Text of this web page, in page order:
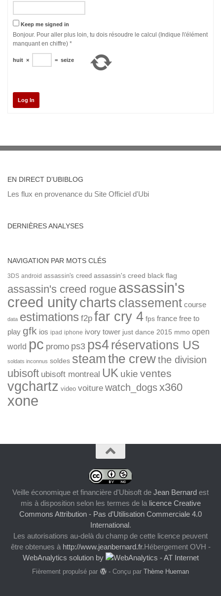
Keep me signed in
Bonjour. Pour aller plus loin, tu dois résoudre le calcul (Indique l\'élément
manquant en chiffre) *
huit × = seize
Log In
EN DIRECT D’UBIBLOG
Les flux en provenance du Site Officiel d'Ubi
DERNIÈRES ANALYSES
NAVIGATION PAR MOTS CLÉS
3DS android assassin's creed assassin's creed black flag
assassin's creed rogue assassin's
creed unitycharts classement course
data estimations f2p far cry 4 fps france free to
play gfk ios ipad iphone ivory tower just dance 2015 mmo open
world pc promo ps3 ps4réservations US
soldats inconnus soldes steamthe crewthe division
ubisoft ubisoft montreal UK ukie ventes
vgchartz video voiture watch_dogsx360
xone
Veille économique et financière d'Ubisoft de Jean Bernard est
mis à disposition selon les termes de la licence Creative
Commons Attribution - Pas d’Utilisation Commerciale 4.0
International.
Les autorisations au-delà du champ de cette licence peuvent
être obtenues à http://www.jeanbernard.fr.Hébergement OVH -
WebAnalytics solution by
Fièrement propulsé par - Conçu par Thème Hueman